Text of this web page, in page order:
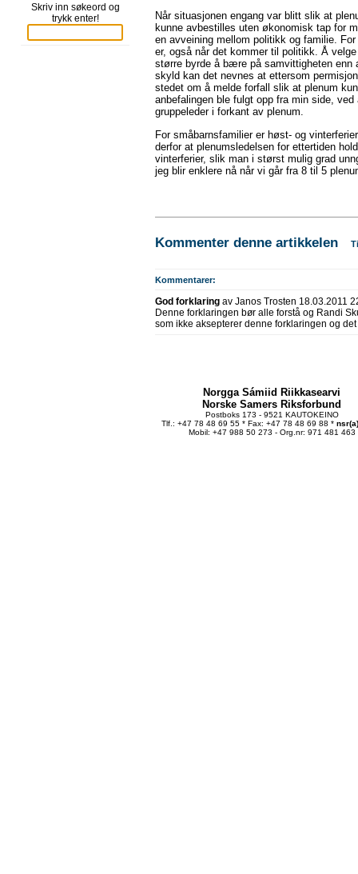
Skriv inn søkeord og
trykk enter!
Når situasjonen engang var blitt slik at
kunne avbestilles uten økonomisk tap for
en avveining mellom politikk og familie.
er, også når det kommer til politikk. Å
større byrde å bære på samvittigheten enn
skyld kan det nevnes at ettersom
stedet om å melde forfall slik at plenum
anbefalingen ble fulgt opp fra min side,
gruppeleder i forkant av plenum.
For småbarnsfamilier er høst- og
derfor at plenumsledelsen for ettertiden
vinterferier, slik man i størst mulig grad
jeg blir enklere nå når vi går fra 8 til 5
Kommenter denne artikkelen
Kommentarer:
God forklaring av Janos Trosten 18.03.2011
Denne forklaringen bør alle forstå og Randi
som ikke aksepterer denne forklaringen og
Norgga Sámiid Riikkasearvi
Norske Samers Riksforbund
Postboks 173 - 9521 KAUTOKEINO
Tlf.: +47 78 48 69 55 * Fax: +47 78 48 69 88 *
Mobil: +47 988 50 273 - Org.nr: 971 481 463